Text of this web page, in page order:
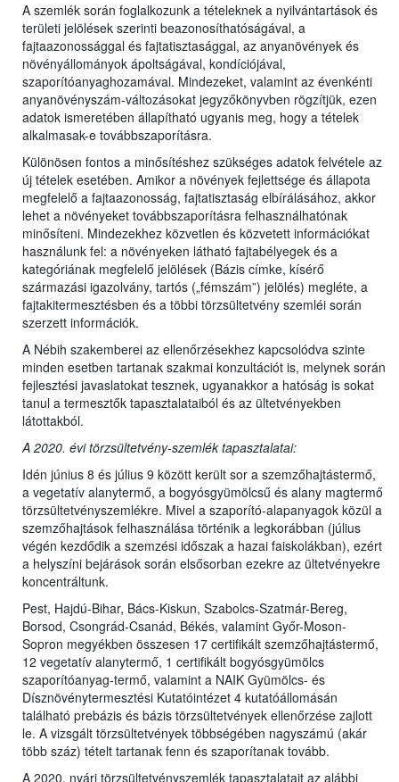
A szemlék során foglalkozunk a tételeknek a nyilvántartások és
területi jelölések szerinti beazonosíthatóságával, a
fajtaazonossággal és fajtatisztasággal, az anyanövények és
növényállományok ápoltságával, kondíciójával,
szaporítóanyaghozamával. Mindezeket, valamint az évenkénti
anyanövényszám-változásokat jegyzőkönyvben rögzítjük, ezen
adatok ismeretében állapítható ugyanis meg, hogy a tételek
alkalmasak-e továbbszaporításra.
Különösen fontos a minősítéshez szükséges adatok felvétele az
új tételek esetében. Amikor a növények fejlettsége és állapota
megfelelő a fajtaazonosság, fajtatisztaság elbírálásához, akkor
lehet a növényeket továbbszaporításra felhasználhatónak
minősíteni. Mindezekhez közvetlen és közvetett információkat
használunk fel: a növényeken látható fajtabélyegek és a
kategóriának megfelelő jelölések (Bázis címke, kísérő
származási igazolvány, tartós („fémszám”) jelölés) megléte, a
fajtakitermesztésben és a többi törzsültetvény szemléi során
szerzett információk.
A Nébih szakemberei az ellenőrzésekhez kapcsolódva szinte
minden esetben tartanak szakmai konzultációt is, melynek során
fejlesztési javaslatokat tesznek, ugyanakkor a hatóság is sokat
tanul a termesztők tapasztalataiból és az ültetvényekben
látottakból.
A 2020. évi törzsültetvény-szemlék tapasztalatai:
Idén június 8 és július 9 között került sor a szemzőhajtástermő,
a vegetatív alanytermő, a bogyósgyümölcsű és alany magtermő
törzsültetvényszemlékre. Mivel a szaporító-alapanyagok közül a
szemzőhajtások felhasználása történik a legkorábban (július
végén kezdődik a szemzési időszak a hazai faiskolákban), ezért
a helyszíni bejárások során elsősorban ezekre az ültetvényekre
koncentráltunk.
Pest, Hajdú-Bihar, Bács-Kiskun, Szabolcs-Szatmár-Bereg,
Borsod, Csongrád-Csanád, Békés, valamint Győr-Moson-
Sopron megyékben összesen 17 certifikált szemzőhajtástermő,
12 vegetatív alanytermő, 1 certifikált bogyósgyümölcs
szaporítóanyag-termő, valamint a NAIK Gyümölcs- és
Dísznövénytermesztési Kutatóintézet 4 kutatóállomásán
található prebázis és bázis törzsültetvények ellenőrzése zajlott
le. A vizsgált törzsültetvények többségében nagyszámú (akár
több száz) tételt tartanak fenn és szaporítanak tovább.
A 2020. nyári törzsültetvényszemlék tapasztalatait az alábbi